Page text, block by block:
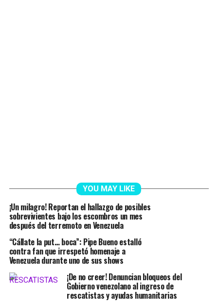
YOU MAY LIKE
¡Un milagro! Reportan el hallazgo de posibles
sobrevivientes bajo los escombros un mes
después del terremoto en Venezuela
“Cállate la put… boca”: Pipe Bueno estalló
contra fan que irrespetó homenaje a
Venezuela durante uno de sus shows
¡De no creer! Denuncian bloqueos del
Gobierno venezolano al ingreso de
rescatistas y ayudas humanitarias